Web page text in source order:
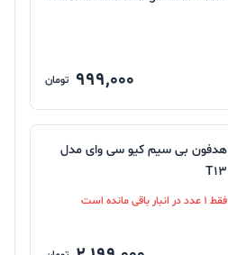
999,000 تومان
هدفون بی سیم کیو سی وای مدل
T13
فقط 1 عدد در انبار باقی مانده است